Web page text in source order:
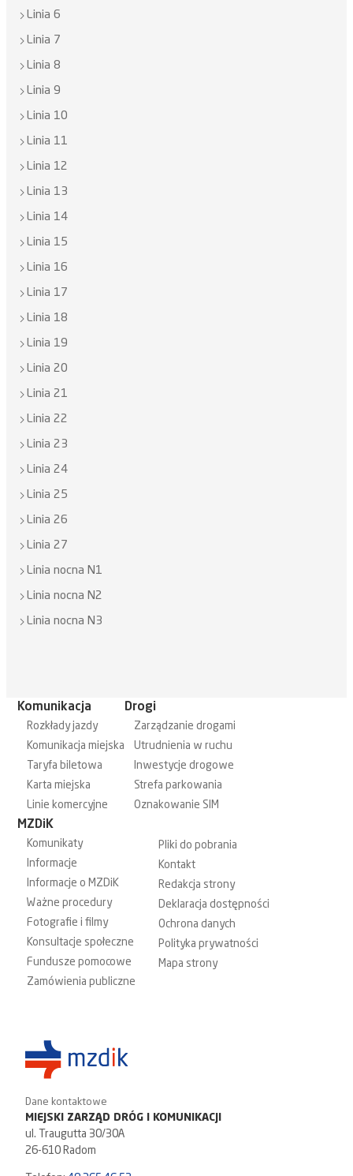
Linia 6
Linia 7
Linia 8
Linia 9
Linia 10
Linia 11
Linia 12
Linia 13
Linia 14
Linia 15
Linia 16
Linia 17
Linia 18
Linia 19
Linia 20
Linia 21
Linia 22
Linia 23
Linia 24
Linia 25
Linia 26
Linia 27
Linia nocna N1
Linia nocna N2
Linia nocna N3
Komunikacja
Rozkłady jazdy
Komunikacja miejska
Taryfa biletowa
Karta miejska
Linie komercyjne
Drogi
Zarządzanie drogami
Utrudnienia w ruchu
Inwestycje drogowe
Strefa parkowania
Oznakowanie SIM
MZDiK
Komunikaty
Informacje
Informacje o MZDiK
Ważne procedury
Fotografie i filmy
Konsultacje społeczne
Fundusze pomocowe
Zamówienia publiczne
Pliki do pobrania
Kontakt
Redakcja strony
Deklaracja dostępności
Ochrona danych
Polityka prywatności
Mapa strony
Dane kontaktowe
MIEJSKI ZARZĄD DRÓG I KOMUNIKACJI
ul. Traugutta 30/30A
26-610 Radom